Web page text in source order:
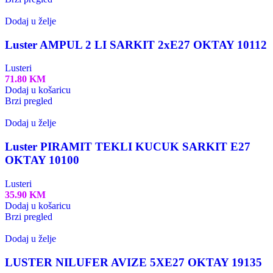
Dodaj u želje
Luster AMPUL 2 LI SARKIT 2xE27 OKTAY 10112
Lusteri
71.80 KM
Dodaj u košaricu
Brzi pregled
Dodaj u želje
Luster PIRAMIT TEKLI KUCUK SARKIT E27
OKTAY 10100
Lusteri
35.90 KM
Dodaj u košaricu
Brzi pregled
Dodaj u želje
LUSTER NILUFER AVIZE 5XE27 OKTAY 19135